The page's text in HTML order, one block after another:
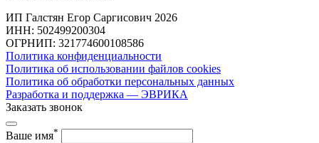
ИП Галстян Егор Саргисович 2026
ИНН: 502499200304
ОГРНИП: 321774600108586
Политика конфиденциальности
Политика об использовании файлов cookies
Политика об обработки персональных данных
Разработка и поддержка — ЭВРИКА
Заказать звонок
Ваше имя*